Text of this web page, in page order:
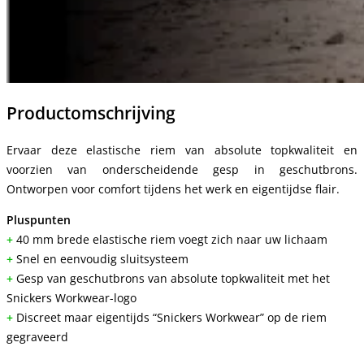
Productomschrijving
Ervaar deze elastische riem van absolute topkwaliteit en
voorzien van onderscheidende gesp in geschutbrons.
Ontworpen voor comfort tijdens het werk en eigentijdse flair.
Pluspunten
+ 40 mm brede elastische riem voegt zich naar uw lichaam
+ Snel en eenvoudig sluitsysteem
+ Gesp van geschutbrons van absolute topkwaliteit met het
Snickers Workwear-logo
+ Discreet maar eigentijds “Snickers Workwear” op de riem
gegraveerd